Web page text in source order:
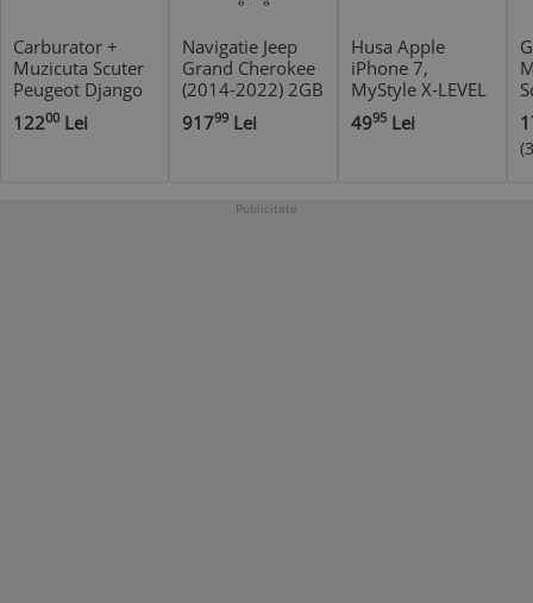
Carburator +
Muzicuta Scuter
Peugeot Django
80cc
12200 Lei
Navigatie Jeep
Grand Cherokee
(2014-2022) 2GB
RAM Android 13
GPS Wi-FI
91799 Lei
Husa Apple
iPhone 7,
MyStyle X-LEVEL
Metalic Black
4995 Lei
Publicitate